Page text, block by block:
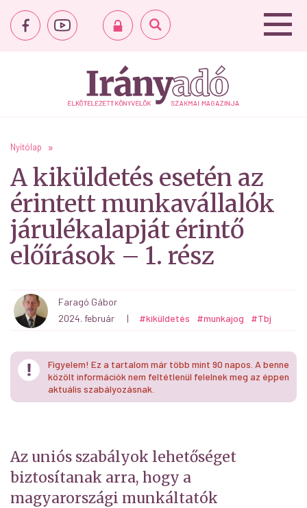
Nyitólap
A kiküldetés esetén az
érintett munkavállalók
járulékalapját érintő
előírások – 1. rész
Faragó Gábor
2024. február
| #kiküldetés #munkajog #Tbj
Figyelem! Ez a tartalom már több mint 90 napos. A benne
közölt információk nem feltétlenül felelnek meg az éppen
aktuális szabályozásnak.
Az uniós szabályok lehetőséget
biztosítanak arra, hogy a
magyarországi munkáltatók